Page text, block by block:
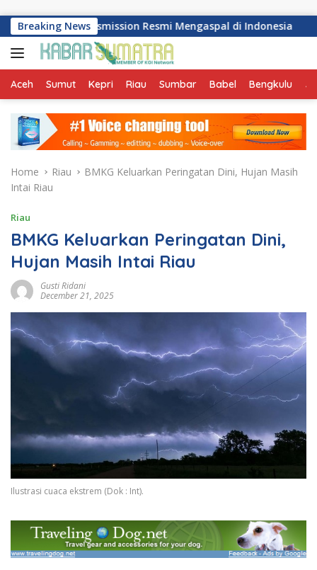
Breaking News
Transmission Resmi Mengaspal di Indonesia
Aceh Sumut Kepri Riau Sumbar Babel Bengkulu
Home Riau
BMKG Keluarkan Peringatan Dini, Hujan Masih
Intai Riau
Riau
BMKG Keluarkan Peringatan Dini,
Hujan Masih Intai Riau
Gusti Ridani
December 21, 2025
Ilustrasi cuaca ekstrem (Dok : Int).